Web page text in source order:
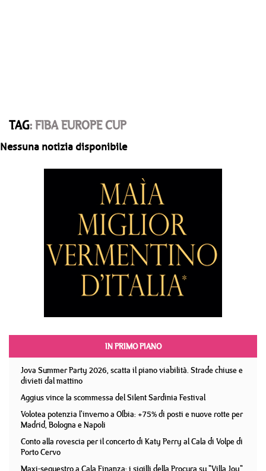
TAG: FIBA EUROPE CUP
Nessuna notizia disponibile
IN PRIMO PIANO
Jova Summer Party 2026, scatta il piano viabilità. Strade chiuse e
divieti dal mattino
Aggius vince la scommessa del Silent Sardinia Festival
Volotea potenzia l'inverno a Olbia: +75% di posti e nuove rotte per
Madrid, Bologna e Napoli
Conto alla rovescia per il concerto di Katy Perry al Cala di Volpe di
Porto Cervo
Maxi-sequestro a Cala Finanza: i sigilli della Procura su "Villa Joy"